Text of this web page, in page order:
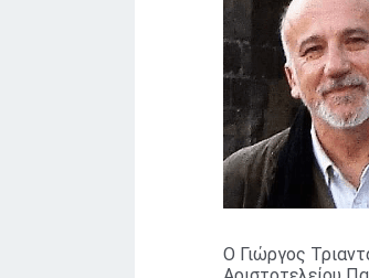
Ο Γιώργος